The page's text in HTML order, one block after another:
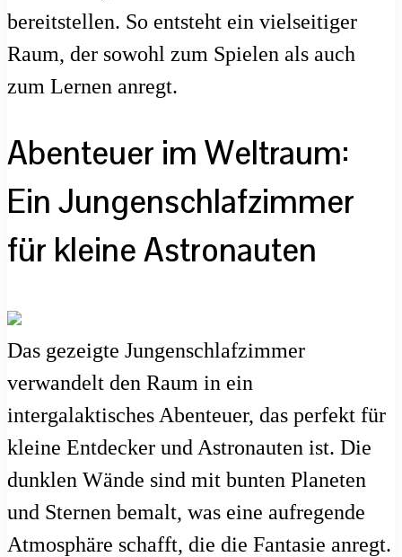
bereitstellen. So entsteht ein vielseitiger
Raum, der sowohl zum Spielen als auch
zum Lernen anregt.
Abenteuer im Weltraum:
Ein Jungenschlafzimmer
für kleine Astronauten
Das gezeigte Jungenschlafzimmer
verwandelt den Raum in ein
intergalaktisches Abenteuer, das perfekt für
kleine Entdecker und Astronauten ist. Die
dunklen Wände sind mit bunten Planeten
und Sternen bemalt, was eine aufregende
Atmosphäre schafft, die die Fantasie anregt.